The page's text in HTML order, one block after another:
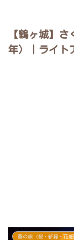
【鶴ヶ城】
年）｜ライト
春の旅（桜・新緑・花畑